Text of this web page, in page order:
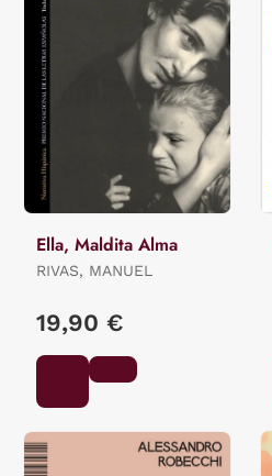
Ella, Maldita Alma
RIVAS, MANUEL
19,90 €